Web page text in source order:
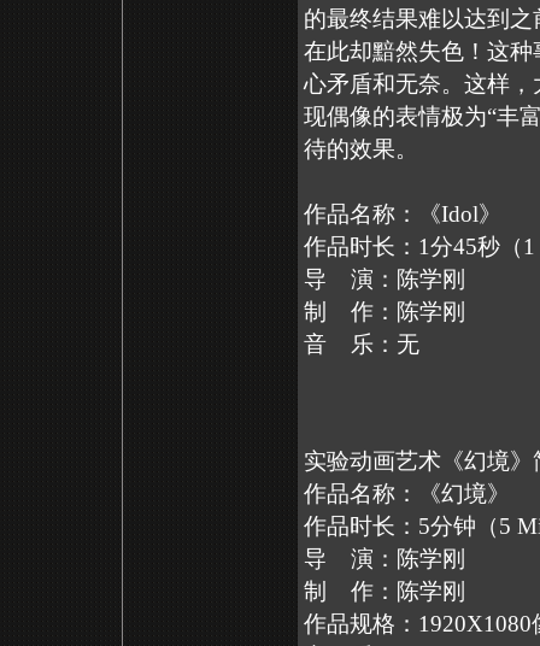
的最终结果难以达到之
在此却黯然失色！这
心矛盾和无奈。这样
现偶像的表情极为“丰
待的效果。
作品名称：《Idol》
作品时长：1分45秒（1
导 演：陈学刚
制 作：陈学刚
音 乐：无
实验动画艺术《幻境》
作品名称：《幻境》
作品时长：5分钟（5
导 演：陈学刚
制 作：陈学刚
作品规格：1920X1080